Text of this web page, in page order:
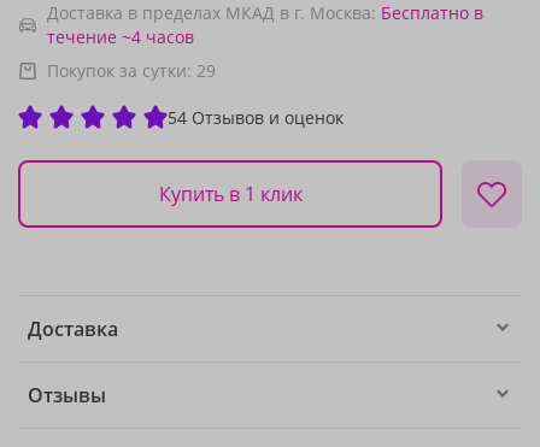
Доставка в пределах МКАД в г. Москва: Бесплатно в
течение ~4 часов
Покупок за сутки: 29
54 Отзывов и оценок
Купить в 1 клик
Доставка
Отзывы